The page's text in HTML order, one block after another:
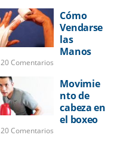
Cómo
Vendarse
las
Manos
20 Comentarios
Movimie
nto de
cabeza en
el boxeo
20 Comentarios